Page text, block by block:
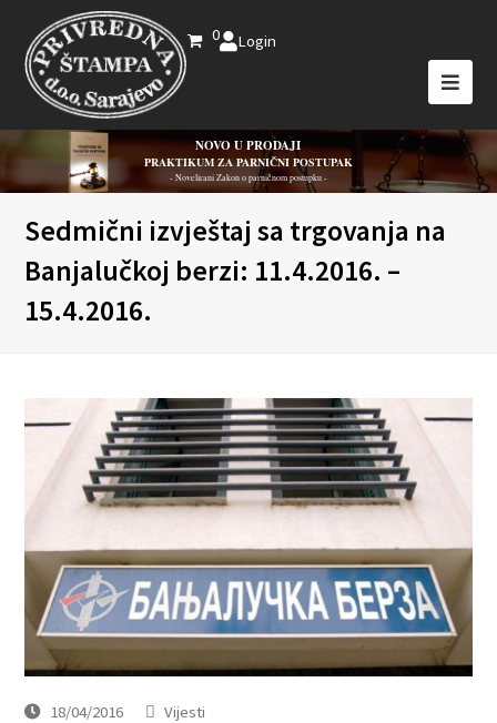
0 Login
NOVO U PRODAJI
PRAKTIKUM ZA PARNIČNI POSTUPAK
- Novelirani Zakon o parničnom postupku -
Sedmični izvještaj sa trgovanja na
Banjalučkoj berzi: 11.4.2016. –
15.4.2016.
18/04/2016 Vijesti